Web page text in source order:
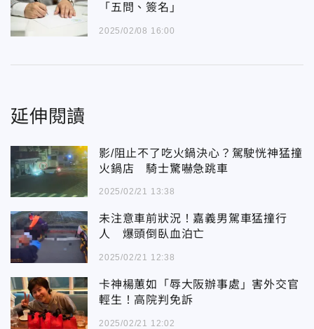
「五問、簽名」
2025/02/08 16:00
延伸閱讀
影/阻止不了吃火鍋決心？駕駛恍神猛撞
火鍋店 騎士驚嚇急跳車
2025/02/21 13:38
未注意車前狀況！嘉義男駕車猛撞行
人 爆頭倒臥血泊亡
2025/02/21 12:38
卡神楊蕙如「辱大阪辦事處」害外交官
輕生！高院判免訴
2025/02/21 12:02